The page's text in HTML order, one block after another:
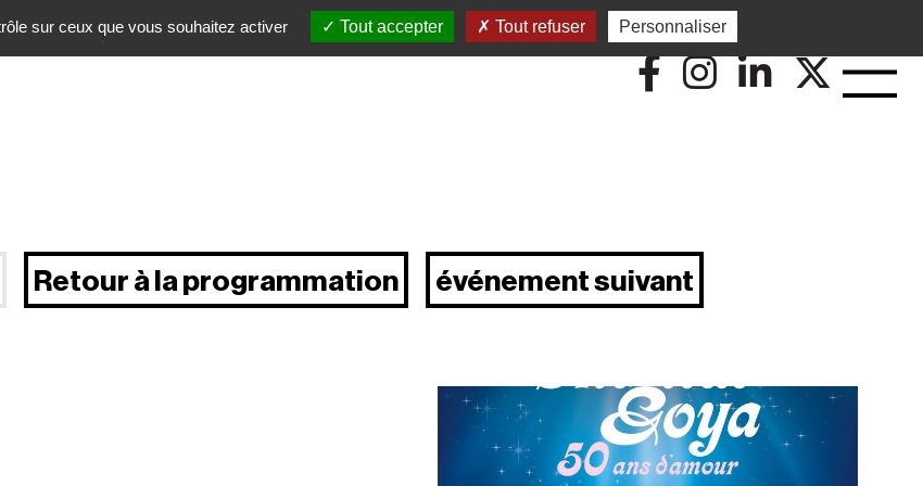
Retour à la programmation événement suivant
sur ceux que vous souhaitez activer Tout accepter Tout refuser Personnaliser